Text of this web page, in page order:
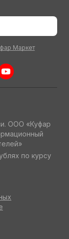
Маркет
ООО «Куфар
по курсу